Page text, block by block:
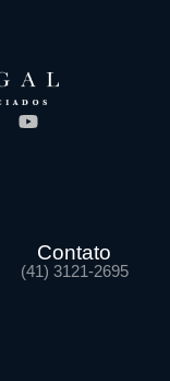
Contato
(41) 3121-2695